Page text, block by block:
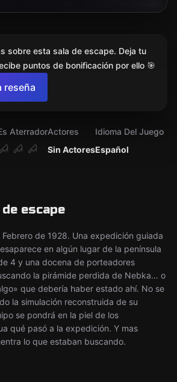
Aterrador
Sin Actores
Actores
Español
Idioma Del Juego
escape
Febrero de 1928. Una expedición guiada
en algún lugar de la península
4 y una docena de porteadores
la pirámide perdida de Nebka… o
que debería haber estado ahí. No se
la simulación reconstruida de su
se pondrá en la piel de los
qué pasó a la expedición. Y mas
lo que estaban buscando.
sobre esta sala de escape. Deja tu
puntos de bonificación por ello 🎯
reseña